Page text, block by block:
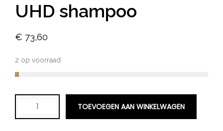
UHD shampoo
€ 73,60
2 op voorraad
TOEVOEGEN AAN WINKELWAGEN